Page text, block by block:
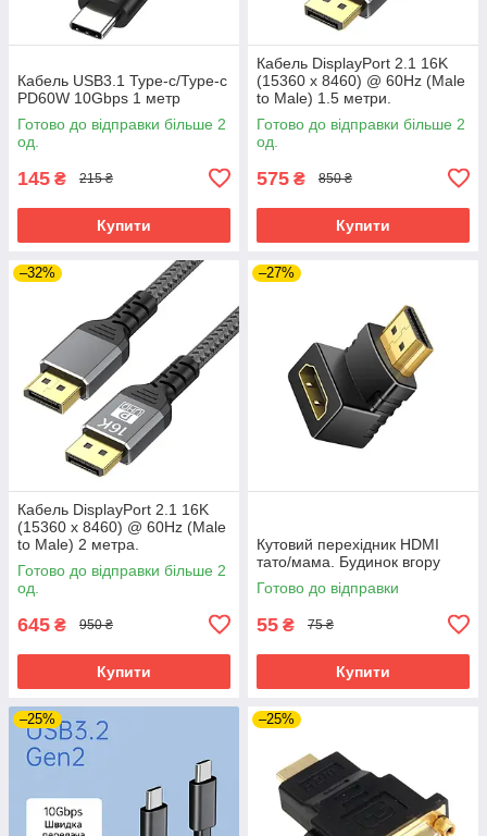
Кабель USB3.1 Type-c/Type-c
PD60W 10Gbps 1 метр
Готово до відправки більше 2
од.
145 ₴ 215 ₴
Купити
Кабель DisplayPort 2.1 16K
(15360 x 8460) @ 60Hz (Male
to Male) 1.5 метри.
Ультимативне рішення для
дизайну та геймінгу
Готово до відправки більше 2
од.
575 ₴ 850 ₴
Купити
–32%
Кабель DisplayPort 2.1 16K
(15360 x 8460) @ 60Hz (Male
to Male) 2 метра.
Ультимативне рішення для
дизайну та геймінгу
Готово до відправки більше 2
од.
645 ₴ 950 ₴
Купити
–27%
Кутовий перехідник HDMI
тато/мама. Будинок вгору
Готово до відправки
55 ₴ 75 ₴
Купити
–25% –25%